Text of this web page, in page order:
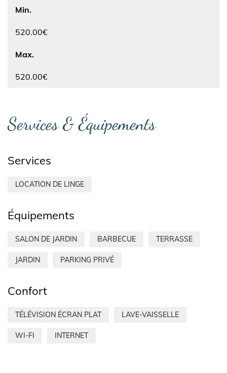
Min.
520.00€
Max.
520.00€
Services & Équipements
Services
LOCATION DE LINGE
Équipements
SALON DE JARDIN BARBECUE TERRASSE
JARDIN PARKING PRIVÉ
Confort
TÉLÉVISION ÉCRAN PLAT LAVE-VAISSELLE
WI-FI INTERNET